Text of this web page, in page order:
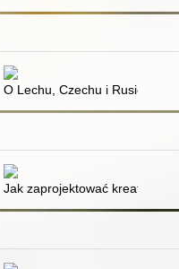
O Lechu, Czechu i Rusie i
kreatywności
Jak zaprojektować kreatywną